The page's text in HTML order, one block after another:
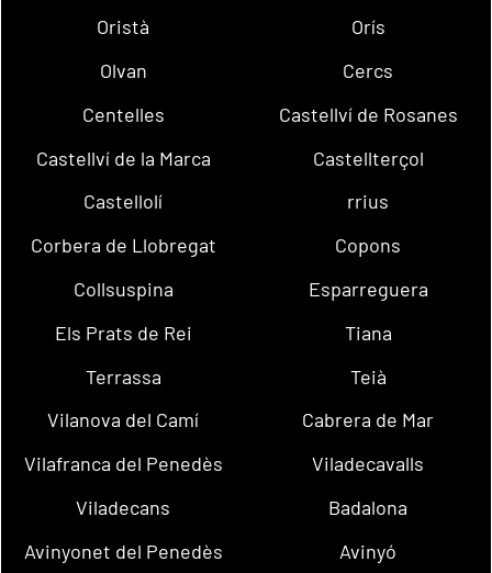
Oristà
Orís
Olvan
Cercs
Centelles
Castellví de Rosanes
Castellví de la Marca
Castellterçol
Castellolí
rrius
Corbera de Llobregat
Copons
Collsuspina
Esparreguera
Els Prats de Rei
Tiana
Terrassa
Teià
Vilanova del Camí
Cabrera de Mar
Vilafranca del Penedès
Viladecavalls
Viladecans
Badalona
Avinyonet del Penedès
Avinyó